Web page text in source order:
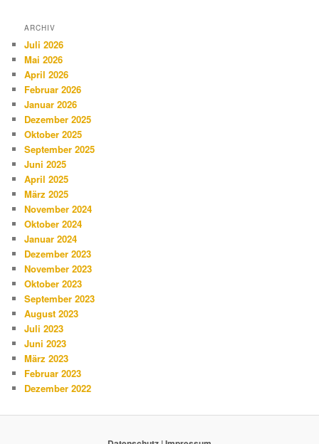
ARCHIV
Juli 2026
Mai 2026
April 2026
Februar 2026
Januar 2026
Dezember 2025
Oktober 2025
September 2025
Juni 2025
April 2025
März 2025
November 2024
Oktober 2024
Januar 2024
Dezember 2023
November 2023
Oktober 2023
September 2023
August 2023
Juli 2023
Juni 2023
März 2023
Februar 2023
Dezember 2022